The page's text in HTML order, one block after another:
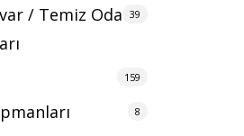
/ Temiz Oda 39
159
8